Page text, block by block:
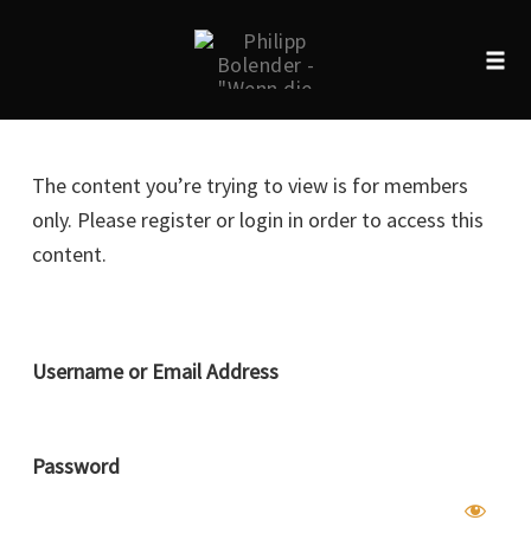
The content you’re trying to view is for members
only. Please register or login in order to access this
content.
Username or Email Address
Password